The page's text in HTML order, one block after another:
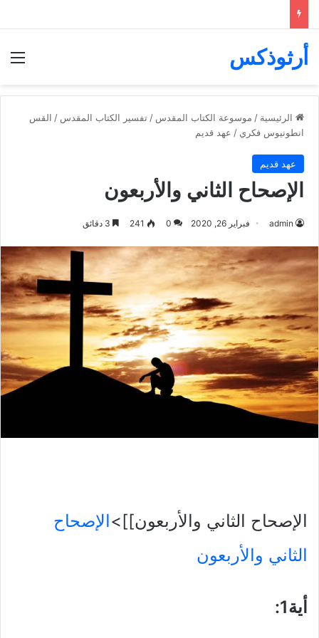
أرثوذكس
الرئيسية / موسوعة الكتاب المقدس / تفسير الكتاب المقدس / القس
انطونيوس فكري / عهد قديم
عهد قديم
الإصحاح الثاني والأربعون
admin فبراير 26, 2020 0
241
الإصحاح الثاني والأربعون]]>الإصحاح
الثاني والأربعون
أية1 :